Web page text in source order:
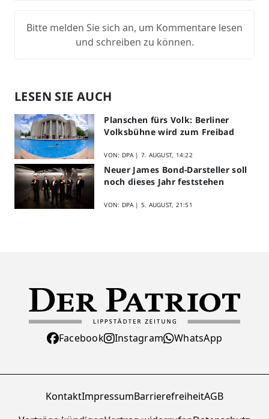
Bitte melden Sie sich an, um Kommentare lesen
und schreiben zu können.
LESEN SIE AUCH
Planschen fürs Volk: Berliner
Volksbühne wird zum Freibad
VON: DPA | 7. AUGUST, 14:22
Neuer James Bond-Darsteller soll
noch dieses Jahr feststehen
VON: DPA | 5. AUGUST, 21:51
Facebook Instagram WhatsApp
KontaktImpressumBarrierefreiheitAGB